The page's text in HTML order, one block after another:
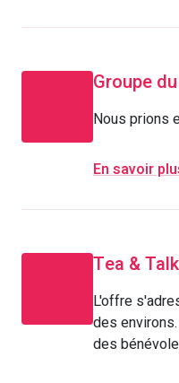
Groupe
Nous prions
En savoir
Tea &
L'offre
des
des